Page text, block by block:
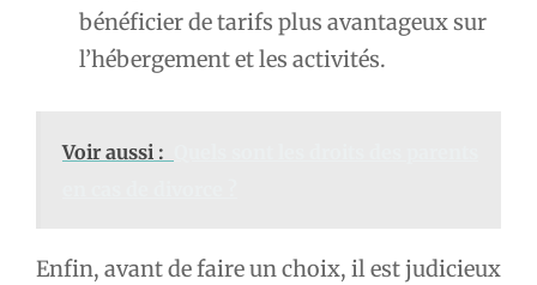
bénéficier de tarifs plus avantageux sur
l’hébergement et les activités.
Voir aussi :
Enfin, avant de faire un choix, il est judicieux